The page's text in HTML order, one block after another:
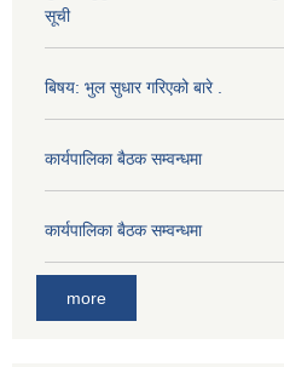
सूची
बिषय: भुल सुधार गरिएको बारे .
कार्यपालिका बैठक सम्वन्धमा
कार्यपालिका बैठक सम्वन्धमा
more